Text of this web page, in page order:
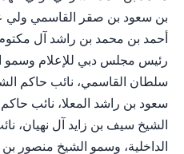
بن سعود بن صقر القاسمي ولي
أحمد بن محمد بن راشد آل
رئيس مجلس دبي للإعلام وسمو
سلطان القاسمي، نائب حاكم
سعود بن راشد المعلا، نائب
الشيخ سيف بن زايد آل نهيان،
الداخلية، وسمو الشيخ منصور